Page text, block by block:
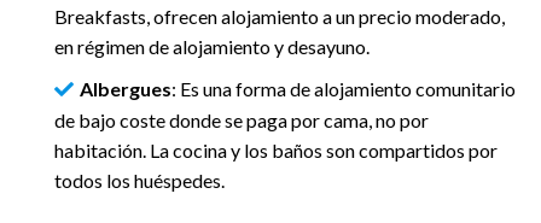
Breakfasts, ofrecen alojamiento a un precio moderado,
en régimen de alojamiento y desayuno.
Albergues: Es una forma de alojamiento comunitario
de bajo coste donde se paga por cama, no por
habitación. La cocina y los baños son compartidos por
todos los huéspedes.